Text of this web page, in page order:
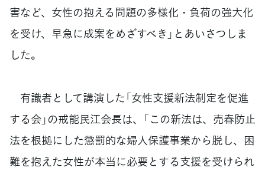
害など、女性の抱える問題の多様化・負荷の強大化
を受け、早急に成案をめざすべき」とあいさつしま
した。
有識者として講演した「女性支援新法制定を促進
する会」の戒能民江会長は、「この新法は、売春防止
法を根拠にした懲罰的な婦人保護事業から脱し、困
難を抱えた女性が本当に必要とする支援を受けられ